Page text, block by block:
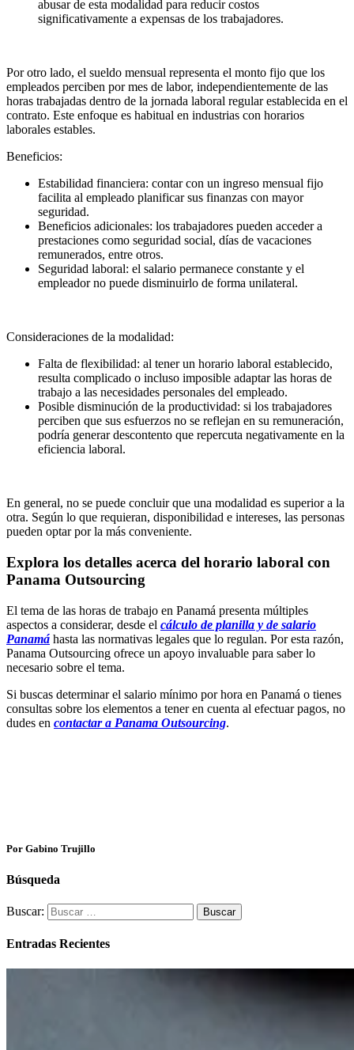
abusar de esta modalidad para reducir costos
significativamente a expensas de los trabajadores.
Por otro lado, el sueldo mensual representa el monto fijo que los
empleados perciben por mes de labor, independientemente de las
horas trabajadas dentro de la jornada laboral regular establecida en el
contrato. Este enfoque es habitual en industrias con horarios
laborales estables.
Beneficios:
Estabilidad financiera: contar con un ingreso mensual fijo
facilita al empleado planificar sus finanzas con mayor
seguridad.
Beneficios adicionales: los trabajadores pueden acceder a
prestaciones como seguridad social, días de vacaciones
remunerados, entre otros.
Seguridad laboral: el salario permanece constante y el
empleador no puede disminuirlo de forma unilateral.
Consideraciones de la modalidad:
Falta de flexibilidad: al tener un horario laboral establecido,
resulta complicado o incluso imposible adaptar las horas de
trabajo a las necesidades personales del empleado.
Posible disminución de la productividad: si los trabajadores
perciben que sus esfuerzos no se reflejan en su remuneración,
podría generar descontento que repercuta negativamente en la
eficiencia laboral.
En general, no se puede concluir que una modalidad es superior a la
otra. Según lo que requieran, disponibilidad e intereses, las personas
pueden optar por la más conveniente.
Explora los detalles acerca del horario laboral con
Panama Outsourcing
El tema de las horas de trabajo en Panamá presenta múltiples
aspectos a considerar, desde el cálculo de planilla y de salario
Panamá hasta las normativas legales que lo regulan. Por esta razón,
Panama Outsourcing ofrece un apoyo invaluable para saber lo
necesario sobre el tema.
Si buscas determinar el salario mínimo por hora en Panamá o tienes
consultas sobre los elementos a tener en cuenta al efectuar pagos, no
dudes en contactar a Panama Outsourcing.
Por Gabino Trujillo
Búsqueda
Buscar:
Entradas Recientes